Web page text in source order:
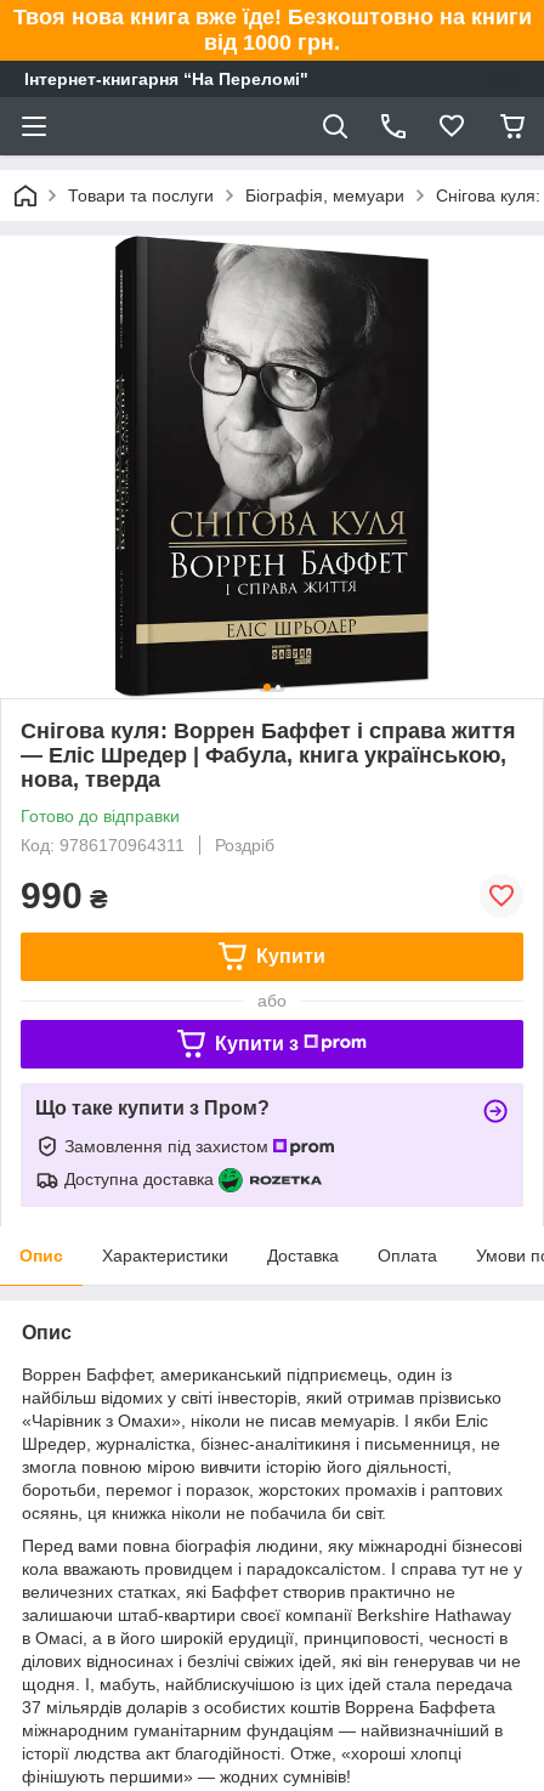
Твоя нова книга вже їде! Безкоштовно на книги
від 1000 грн.
Інтернет-книгарня “На Переломі"
Товари та послуги Біографія, мемуари Снігова
Снігова куля: Воррен Баффет і справа життя
— Еліс Шредер | Фабула, книга українською,
нова, тверда
Готово до відправки
Код: 9786170964311
Роздріб
990 ₴
Купити
або
Купити з
Що таке купити з Пром?
Замовлення під захистом
Доступна доставка
Опис Характеристики Доставка Оплата Умови
Опис
Воррен Баффет, американський підприємець, один із
найбільш відомих у світі інвесторів, який отримав прізвисько
«Чарівник з Омахи», ніколи не писав мемуарів. І якби Еліс
Шредер, журналістка, бізнес-аналітикиня і письменниця, не
змогла повною мірою вивчити історію його діяльності,
боротьби, перемог і поразок, жорстоких промахів і раптових
осяянь, ця книжка ніколи не побачила би світ.
Перед вами повна біографія людини, яку міжнародні бізнесові
кола вважають провидцем і парадоксалістом. І справа тут не у
величезних статках, які Баффет створив практично не
залишаючи штаб-квартири своєї компанії Berkshire Hathaway
в Омасі, а в його широкій ерудиції, принциповості, чесності в
ділових відносинах і безлічі свіжих ідей, які він генерував чи не
щодня. І, мабуть, найблискучішою із цих ідей стала передача
37 мільярдів доларів з особистих коштів Воррена Баффета
міжнародним гуманітарним фундаціям — найвизначніший в
історії людства акт благодійності. Отже, «хороші хлопці
фінішують першими» — жодних сумнівів!